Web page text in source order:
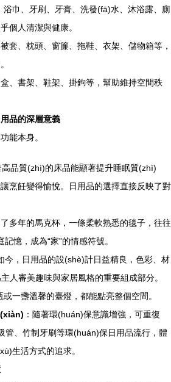
浴巾、牙刷、牙膏、洗發(fā)水、沐浴露、廁
個人清潔與健康。
被套、枕頭、窗簾、拖鞋、衣架、儲物箱等，
盒、書架、鞋架、掛鉤等，幫助維持空間秩
品的深層意義
能本身。
高品質(zhì)的床品能顯著提升睡眠質(zhì)
烹飪變得愉悅。日用品的選擇直接反映了對
了多年的馬克杯，一條柔軟熟悉的毯子，往往
憶，成為“家”的情感符號。
今，日用品的設(shè)計日益精良，色彩、材
人審美趣味與家居風格的重要組成部分。
一盞溫馨的臺燈，都能點亮整個空間。
：隨著環(huán)保意識增強，可重復
管、竹制牙刷等環(huán)保日用品流行，體
生活方式的追求。